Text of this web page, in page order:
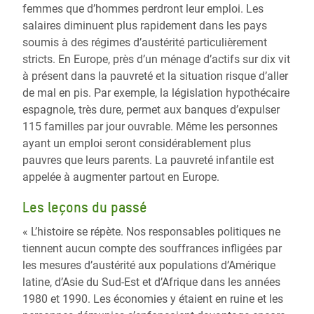
femmes que d’hommes perdront leur emploi. Les
salaires diminuent plus rapidement dans les pays
soumis à des régimes d’austérité particulièrement
stricts. En Europe, près d’un ménage d’actifs sur dix vit
à présent dans la pauvreté et la situation risque d’aller
de mal en pis. Par exemple, la législation hypothécaire
espagnole, très dure, permet aux banques d’expulser
115 familles par jour ouvrable. Même les personnes
ayant un emploi seront considérablement plus
pauvres que leurs parents. La pauvreté infantile est
appelée à augmenter partout en Europe.
Les leçons du passé
« L’histoire se répète. Nos responsables politiques ne
tiennent aucun compte des souffrances infligées par
les mesures d’austérité aux populations d’Amérique
latine, d’Asie du Sud-Est et d’Afrique dans les années
1980 et 1990. Les économies y étaient en ruine et les